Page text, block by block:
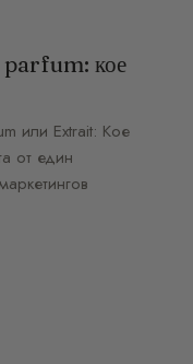
кое
или Extrait: Кое
от един